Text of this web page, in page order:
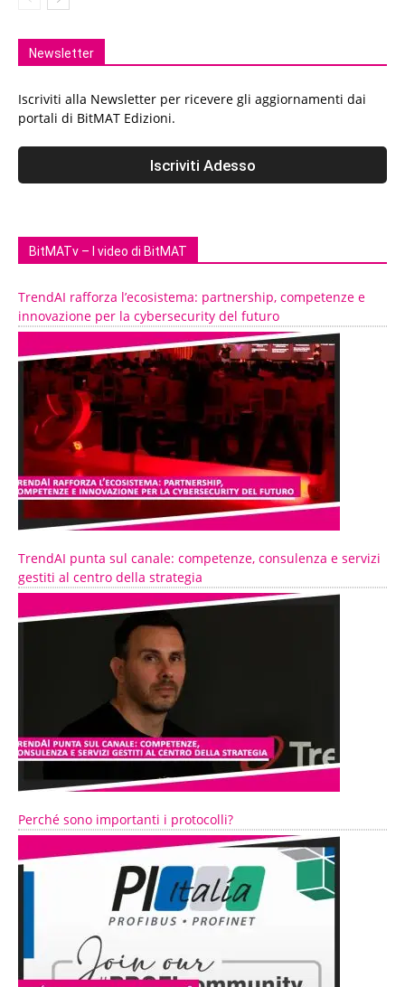
Newsletter
Iscriviti alla Newsletter per ricevere gli aggiornamenti dai
portali di BitMAT Edizioni.
BitMATv – I video di BitMAT
TrendAI rafforza l’ecosistema: partnership, competenze e
innovazione per la cybersecurity del futuro
TrendAI punta sul canale: competenze, consulenza e servizi
gestiti al centro della strategia
Perché sono importanti i protocolli?